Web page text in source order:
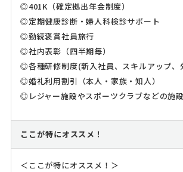
◎401K（確定拠出年金制度）
◎定期健康診断・婦人科検診サポート
◎勤続褒賞社員旅行
◎社内表彰（四半期毎）
◎各種研修制度(新入社員、スキルアップ、
◎婚礼利用割引（本人・家族・知人）
◎レジャー施設やスポーツクラブなどの施
ここが特にオススメ！
＜ここが特にオススメ！＞